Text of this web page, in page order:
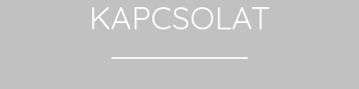
KAPCSOLAT